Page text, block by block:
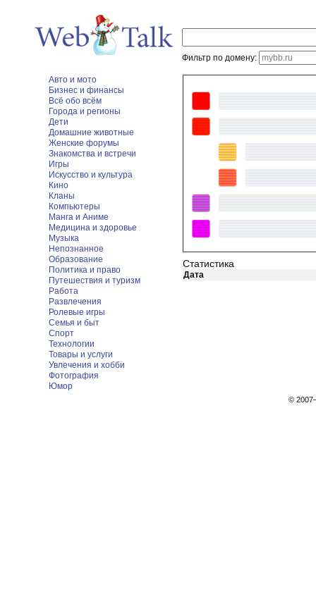
Фильтр по домену:
Авто и мото
Бизнес и финансы
Всё обо всём
Города и регионы
Дети
Домашние животные
Женские форумы
Знакомства и встречи
Игры
Искусство и культура
Кино
Кланы
Компьютеры
Манга и Аниме
Медицина и здоровье
Музыка
Непознанное
Образование
Политика и право
Путешествия и туризм
Работа
Развлечения
Ролевые игры
Семья и быт
Спорт
Технологии
Товары и услуги
Увлечения и хобби
Фотография
Юмор
Статистика
Дата
©